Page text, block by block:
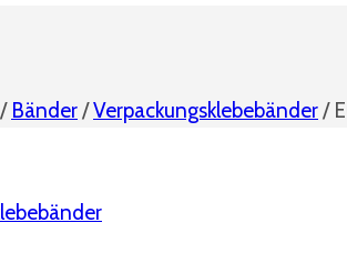
/ Bänder/Verpackungsklebebänder/